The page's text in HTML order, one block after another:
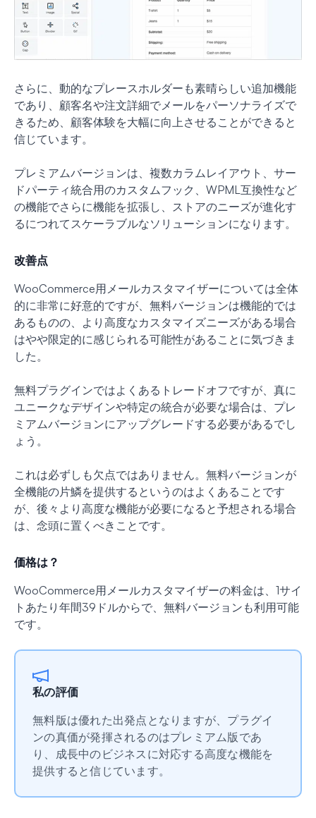
さらに、動的なプレースホルダーも素晴らしい追加機能
であり、顧客名や注文詳細でメールをパーソナライズで
きるため、顧客体験を大幅に向上させることができると
信じています。
プレミアムバージョンは、複数カラムレイアウト、サー
ドパーティ統合用のカスタムフック、WPML互換性など
の機能でさらに機能を拡張し、ストアのニーズが進化す
るにつれてスケーラブルなソリューションになります。
改善点
WooCommerce用メールカスタマイザーについては全体
的に非常に好意的ですが、無料バージョンは機能的では
あるものの、より高度なカスタマイズニーズがある場合
はやや限定的に感じられる可能性があることに気づきま
した。
無料プラグインではよくあるトレードオフですが、真に
ユニークなデザインや特定の統合が必要な場合は、プレ
ミアムバージョンにアップグレードする必要があるでし
ょう。
これは必ずしも欠点ではありません。無料バージョンが
全機能の片鱗を提供するというのはよくあることです
が、後々より高度な機能が必要になると予想される場合
は、念頭に置くべきことです。
価格は？
WooCommerce用メールカスタマイザーの料金は、1サイ
トあたり年間39ドルからで、無料バージョンも利用可能
です。
私の評価
無料版は優れた出発点となりますが、プラグイ
ンの真価が発揮されるのはプレミアム版であ
り、成長中のビジネスに対応する高度な機能を
提供すると信じています。